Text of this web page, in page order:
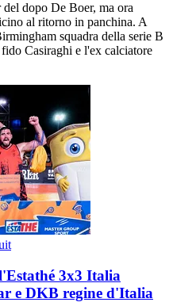
dopo De Boer, ma ora
al ritorno in panchina. A
squadra della serie B
Casiraghi e l'ex calciatore
3x3 Italia
e DKB regine d'Italia